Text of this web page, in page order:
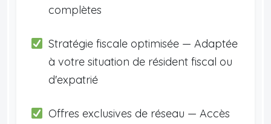
complètes
Stratégie fiscale optimisée — Adaptée
à votre situation de résident fiscal ou
d'expatrié
Offres exclusives de réseau — Accès